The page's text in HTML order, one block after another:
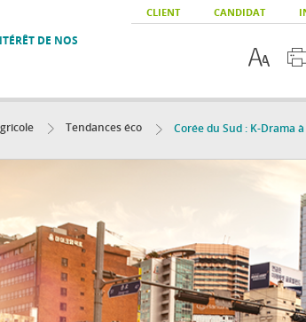
CLIENT CANDIDAT
DE NOS
Tendances éco Corée du Sud : K-Drama